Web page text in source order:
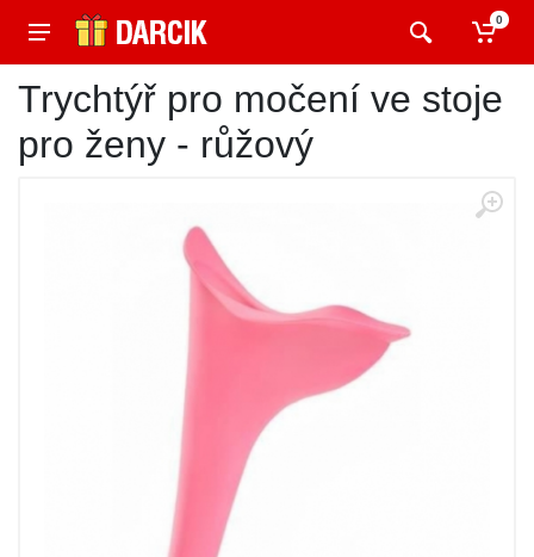
0
Trychtýř pro močení ve stoje
pro ženy - růžový